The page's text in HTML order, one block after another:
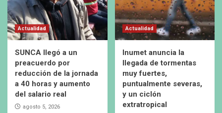
Actualidad
SUNCA llegó a un
preacuerdo por
reducción de la jornada
a 40 horas y aumento
del salario real
agosto 5, 2026
Actualidad
Inumet anuncia la
llegada de tormentas
muy fuertes,
puntualmente severas,
y un ciclón
extratropical